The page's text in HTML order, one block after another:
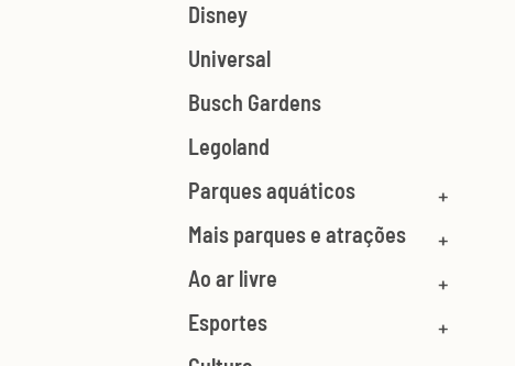
Disney
Universal
Busch Gardens
Legoland
Parques aquáticos
Mais parques e atrações
Ao ar livre
Esportes